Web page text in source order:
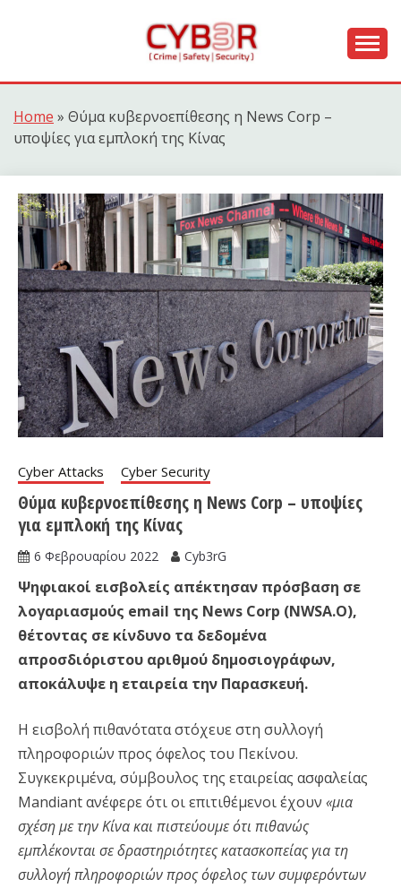
CYB3R
Home » Θύμα κυβερνοεπίθεσης η News Corp –
υποψίες για εμπλοκή της Κίνας
Cyber Attacks Cyber Security
Θύμα κυβερνοεπίθεσης η News Corp – υποψίες
για εμπλοκή της Κίνας
6 Φεβρουαρίου 2022 Cyb3rG
Ψηφιακοί εισβολείς απέκτησαν πρόσβαση σε
λογαριασμούς email της News Corp (NWSA.O),
θέτοντας σε κίνδυνο τα δεδομένα
απροσδιόριστου αριθμού δημοσιογράφων,
αποκάλυψε η εταιρεία την Παρασκευή.
Η εισβολή πιθανότατα στόχευε στη συλλογή
πληροφοριών προς όφελος του Πεκίνου.
Συγκεκριμένα, σύμβουλος της εταιρείας ασφαλείας
Mandiant ανέφερε ότι οι επιτιθέμενοι έχουν «μια
σχέση με την Κίνα και πιστεύουμε ότι πιθανώς
εμπλέκονται σε δραστηριότητες κατασκοπείας για τη
συλλογή πληροφοριών προς όφελος των συμφερόντων